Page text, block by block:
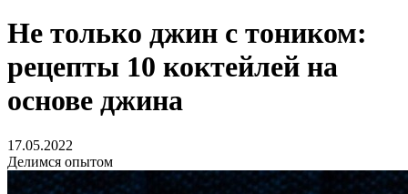
Не только джин с тоником:
рецепты 10 коктейлей на
основе джина
17.05.2022
Делимся опытом